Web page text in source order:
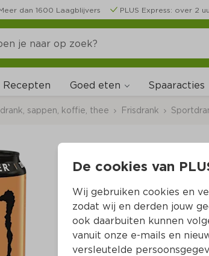
dan 1600 Laagblijvers PLUS Express: over 2
Recepten Goed eten Spaaracties
sappen, koffie, thee Frisdrank
Per Blik
2.69
De cookies van
Wij gebruiken cookies en
zodat wij en derden jouw
ook daarbuiten kunnen
vanuit onze e-mails en
versleutelde